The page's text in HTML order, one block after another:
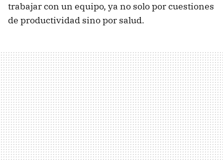
trabajar con un equipo, ya no solo por cuestiones
de productividad sino por salud.